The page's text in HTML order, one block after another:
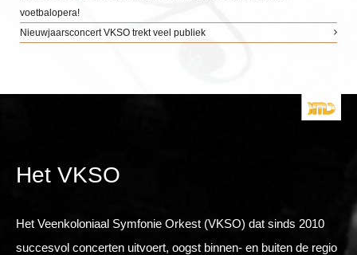
voetbalopera!
Nieuwjaarsconcert VKSO trekt veel publiek
Het VKSO
Het Veenkoloniaal Symfonie Orkest (VKSO) dat sinds 2010
succesvol concerten uitvoert, oogst binnen- en buiten de regio